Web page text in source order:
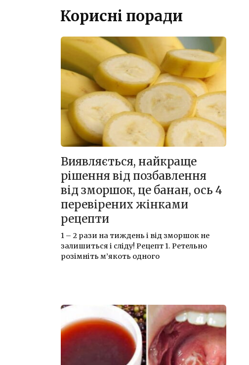
Корисні поради
Виявляється, найкраще
рішення від позбавлення
від зморшок, це банан, ось 4
перевірених жінками
рецепти
1 – 2 рази на тиждень і від зморшок не
залишиться і сліду! Рецепт 1. Ретельно
розімніть м’якоть одного